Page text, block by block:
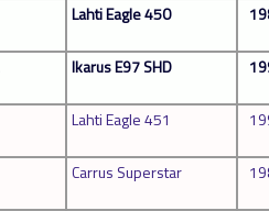
Lahti Eagle 450
Ikarus E97 SHD
Lahti Eagle 451
Carrus Superstar